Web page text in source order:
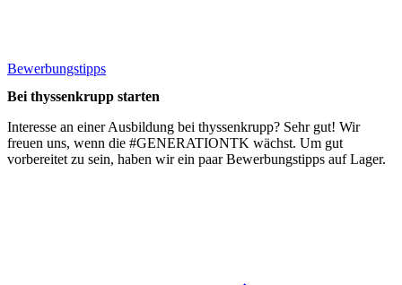
Bewerbungstipps
Bei thyssenkrupp starten
Interesse an einer Ausbildung bei thyssenkrupp? Sehr gut! Wir
freuen uns, wenn die #GENERATIONTK wächst. Um gut
vorbereitet zu sein, haben wir ein paar Bewerbungstipps auf Lager.